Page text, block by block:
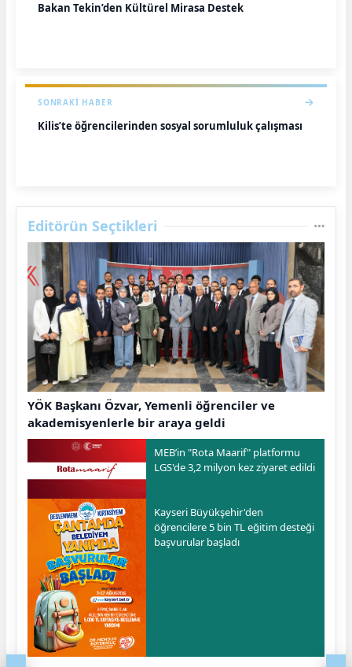
Bakan Tekin’den Kültürel Mirasa Destek
SONRAKI HABER
Kilis’te öğrencilerinden sosyal sorumluluk çalışması
Editörün Seçtikleri
YÖK Başkanı Özvar, Yemenli öğrenciler ve
akademisyenlerle bir araya geldi
MEB’in "Rota Maarif" platformu
LGS'de 3,2 milyon kez ziyaret edildi
Kayseri Büyükşehir'den
öğrencilere 5 bin TL eğitim desteği
başvurular başladı